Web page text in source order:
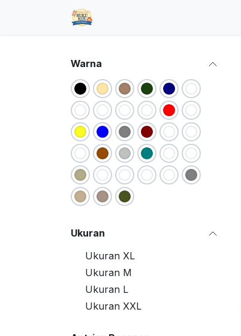
Warna
Ukuran
Ukuran XL
Ukuran M
Ukuran L
Ukuran XXL